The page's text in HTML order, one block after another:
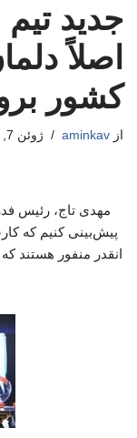
جدید
اصلاً
کشور
از aminkav ژوئن 7, 2026
مهدی تاج، رئیس
پیش‌بینی کنیم که
انقدر منفور هستند